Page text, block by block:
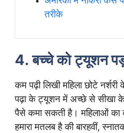
तरीके
4. बच्चे को ट्यूशन
कम पढ़ी लिखी महिला छोटे
पढ़ा के ट्यूशन में अच्छे से सीखा
पैसे कमा सकती है। महिलाओं का
हमारा मतलब है की बारहवीं,